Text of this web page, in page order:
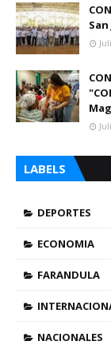
LABELS
DEPORTES
ECONOMIA
FARANDULA
NACIONALES